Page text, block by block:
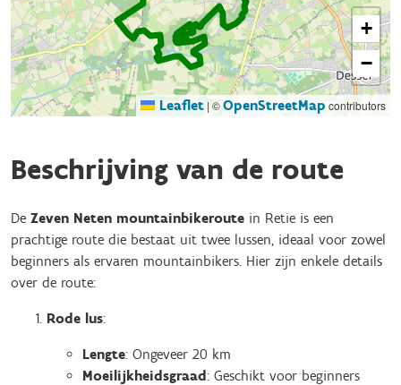
+
−
Leaflet | ©OpenStreetMap contributors
Beschrijving van de route
De Zeven Neten mountainbikeroute in Retie is een
prachtige route die bestaat uit twee lussen, ideaal voor zowel
beginners als ervaren mountainbikers. Hier zijn enkele details
over de route:
Rode lus:
Lengte: Ongeveer 20 km
Moeilijkheidsgraad: Geschikt voor beginners